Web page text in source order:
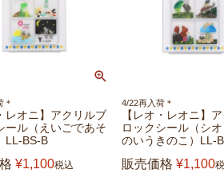
＊
レオニ】アクリルブ
ール（えいごであそ
LL-BS-B
¥1,100税込
4/22再入荷＊
【レオ・レオニ】
ロックシール（シ
のいうきのこ）LL-
販売価格 ¥1,100